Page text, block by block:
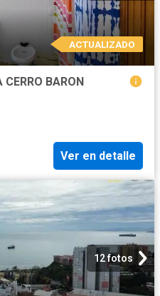
ACTUALIZADO
BARON
Ver en detalle
12 fotos